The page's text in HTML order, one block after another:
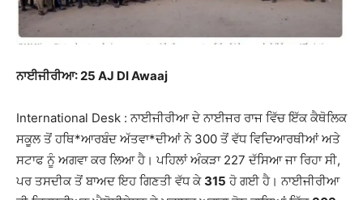
ਨਾਈਜੀਰੀਆ: 25 AJ DI Awaaj
International Desk : ਨਾਈਜੀਰੀਆ ਦੇ ਨਾਈਜਰ ਰਾਜ ਵਿੱਚ ਇੱਕ ਕੈਥੋਲਿਕ
ਸਕੂਲ ਤੋਂ ਹਥਿ*ਆਰਬੰਦ ਅੱਤਵਾ*ਦੀਆਂ ਨੇ 300 ਤੋਂ ਵੱਧ ਵਿਦਿਆਰਥੀਆਂ ਅਤੇ
ਸਟਾਫ ਨੂੰ ਅਗਵਾ ਕਰ ਲਿਆ ਹੈ। ਪਹਿਲਾਂ ਅੰਕੜਾ 227 ਦੱਸਿਆ ਜਾ ਰਿਹਾ ਸੀ,
ਪਰ ਤਸਦੀਕ ਤੋਂ ਬਾਅਦ ਇਹ ਗਿਣਤੀ ਵੱਧ ਕੇ 315 ਹੋ ਗਈ ਹੈ। ਨਾਈਜੀਰੀਆ